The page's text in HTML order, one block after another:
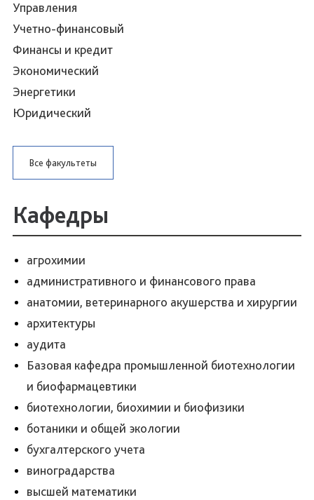
Управления
Учетно-финансовый
Финансы и кредит
Экономический
Энергетики
Юридический
Все факультеты
Кафедры
агрохимии
административного и финансового права
анатомии, ветеринарного акушерства и хирургии
архитектуры
аудита
Базовая кафедра промышленной биотехнологии
и биофармацевтики
биотехнологии, биохимии и биофизики
ботаники и общей экологии
бухгалтерского учета
виноградарства
высшей математики